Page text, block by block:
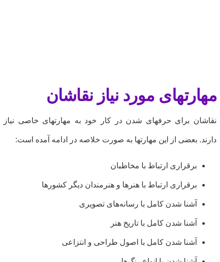
مهارتهای مورد نیاز نقاشان
نقاشان برای حرفهای شدن در کار خود به مهارتهای خاصی نیاز
دارند. بعضی از این مهارتها به صورت خلاصه در ادامه آمده است:
برقراری ارتباط با مخاطبان
برقراری ارتباط با هنرها و هنرمندان دیگر کشور‌ها
آشنا شدن کامل با رسانه‌های تصویری
آشنا شدن کامل با تاریخ هنر
آشنا شدن کامل با اصول طراحی و انتزاعی